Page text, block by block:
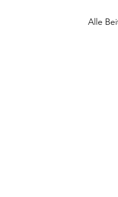
Alle